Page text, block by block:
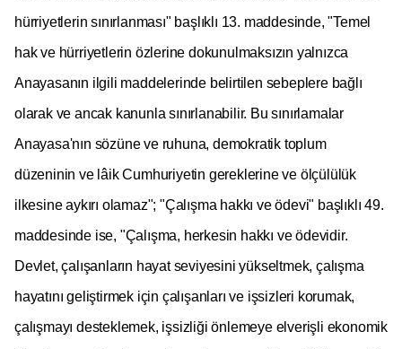
hürriyetlerin sınırlanması" başlıklı 13. maddesinde, "Temel
hak ve hürriyetlerin özlerine dokunulmaksızın yalnızca
Anayasanın ilgili maddelerinde belirtilen sebeplere bağlı
olarak ve ancak kanunla sınırlanabilir. Bu sınırlamalar
Anayasa'nın sözüne ve ruhuna, demokratik toplum
düzeninin ve lâik Cumhuriyetin gereklerine ve ölçülülük
ilkesine aykırı olamaz"; "Çalışma hakkı ve ödevi" başlıklı 49.
maddesinde ise, "Çalışma, herkesin hakkı ve ödevidir.
Devlet, çalışanların hayat seviyesini yükseltmek, çalışma
hayatını geliştirmek için çalışanları ve işsizleri korumak,
çalışmayı desteklemek, işsizliği önlemeye elverişli ekonomik